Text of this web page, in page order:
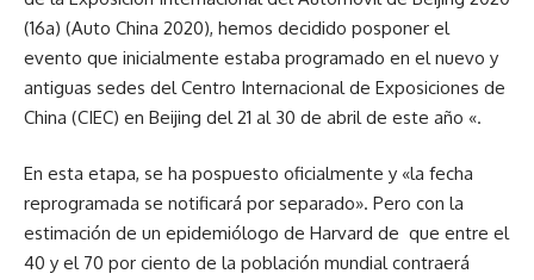
(16a) (Auto China 2020), hemos decidido posponer el
evento que inicialmente estaba programado en el nuevo y
antiguas sedes del Centro Internacional de Exposiciones de
China (CIEC) en Beijing del 21 al 30 de abril de este año «.
En esta etapa, se ha pospuesto oficialmente y «la fecha
reprogramada se notificará por separado». Pero con la
estimación de un epidemiólogo de Harvard de que entre el
40 y el 70 por ciento de la población mundial contraerá